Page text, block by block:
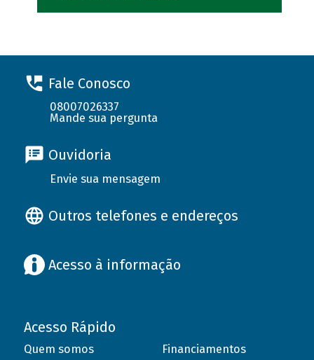
Fale Conosco
08007026337
Mande sua pergunta
Ouvidoria
Envie sua mensagem
Outros telefones e endereços
Acesso à informação
Acesso Rápido
Quem somos
Financiamentos